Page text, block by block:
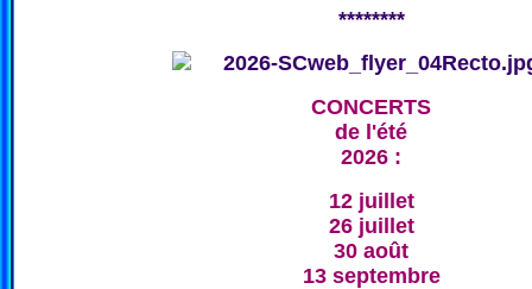
********
CONCERTS
de l'été
2026 :
12 juillet
26 juillet
30 août
13 septembre